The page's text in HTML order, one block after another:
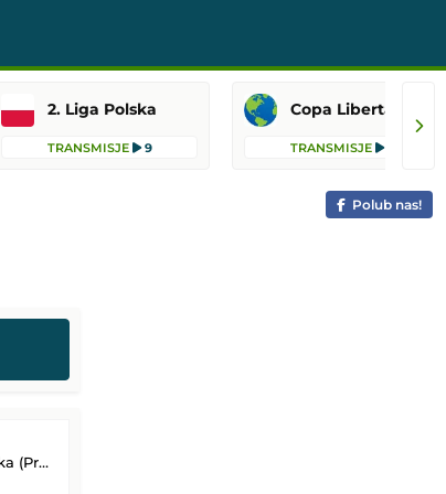
2. Liga Polska
TRANSMISJE 9 TRANSMISJE 8
Polub nas!